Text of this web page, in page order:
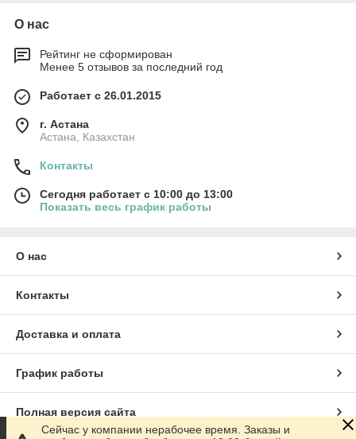
О нас
Рейтинг не сформирован
Менее 5 отзывов за последний год
Работает с 26.01.2015
г. Астана
Астана, Казахстан
Контакты
Сегодня работает с 10:00 до 13:00
Показать весь график работы
О нас
Контакты
Доставка и оплата
График работы
Полная версия сайта
Сейчас у компании нерабочее время. Заказы и